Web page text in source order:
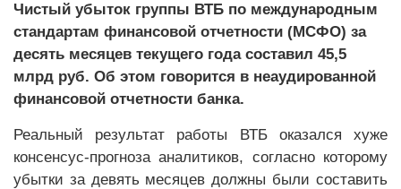
Чистый убыток группы ВТБ по международным
стандартам финансовой отчетности (МСФО) за
десять месяцев текущего года составил 45,5
млрд руб. Об этом говорится в неаудированной
финансовой отчетности банка.
Реальный результат работы ВТБ оказался хуже
консенсус-прогноза аналитиков, согласно которому
убытки за девять месяцев должны были составить